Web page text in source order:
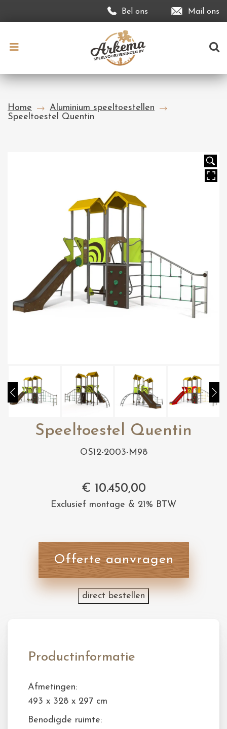
Bel ons Mail ons
Home
Aluminium speeltoestellen
Speeltoestel Quentin
Speeltoestel Quentin
OS12-2003-M98
€ 10.450,00
Exclusief montage & 21% BTW
Offerte aanvragen
direct bestellen
Productinformatie
Afmetingen:
493 x 328 x 297 cm
Benodigde ruimte: